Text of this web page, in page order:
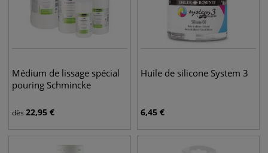
Médium de lissage spécial
pouring Schmincke
dès 22,95 €
Huile de silicone System 3
6,45 €